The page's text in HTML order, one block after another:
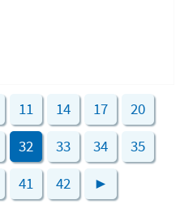
11 14 17 20
32 33 34 35
41 42 ►